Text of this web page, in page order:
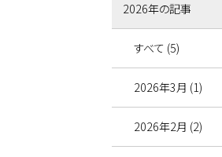
2026年の記事
すべて (5)
2026年3月 (1)
2026年2月 (2)